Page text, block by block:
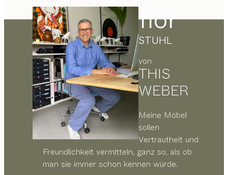
flor
STUHL
von
THIS
WEBER
Meine Möbel
sollen
Vertrautheit und
Freundlichkeit vermitteln, ganz so, als ob
man sie immer schon kennen würde.